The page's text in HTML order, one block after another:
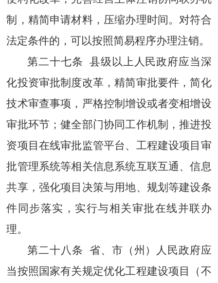
制，精简申请材料，压缩办理时间。对符合
法定条件的，可以按照简易程序办理注销。
第二十七条 县级以上人民政府应当深
化投资审批制度改革，精简审批要件，简化
技术审查事项，严格控制增设或者变相增设
审批环节；健全部门协同工作机制，推进投
资项目在线审批监管平台、工程建设项目审
批管理系统等相关信息系统互联互通、信息
共享，强化项目决策与用地、规划等建设条
件同步落实，实行与相关审批在线并联办
理。
第二十八条 省、市（州）人民政府应
当按照国家有关规定优化工程建设项目（不